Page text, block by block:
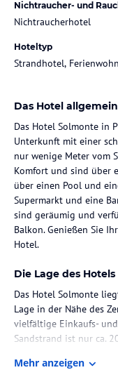
Nichtraucher- und
Nichtraucherhotel
Hoteltyp
Strandhotel,
Das Hotel allgemein
Das Hotel Solmonte in
Unterkunft mit einer
nur wenige Meter vom
Komfort und sind über
über einen Pool und
Supermarkt und eine
sind geräumig und
Balkon. Genießen Sie
Hotel.
Die Lage des Hotels
Das Hotel Solmonte
Lage in der Nähe des
vielfältige Einkaufs-
Sandstrand ist nur ca.
Mehr anzeigen